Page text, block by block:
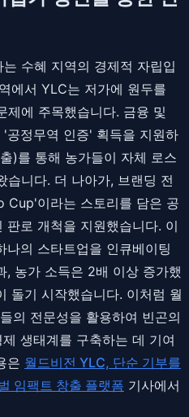
수혜 지역의 경제적 자립입
에서 YLC는 저가에 원두를
제에 주목했습니다. 금융 및
공정무역 인증' 획득을 지원하
)를 통해 농가들이 자체 로스
습니다. 더 나아가, 브랜딩 전
Cup'이라는 스토리를 담은 공
로 개척을 지원했습니다. 이
나의 스타트업을 인큐베이팅
, 농가 소득은 2배 이상 증가했
돌기 시작했습니다. 이처럼 월
의 전문성을 활용하여 빈곤의
생태계를 구축하는 데 기여
은 월드비전 YLC, 단순 기부를
임팩트 창출 플랫폼 기사에서